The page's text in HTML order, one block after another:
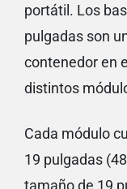
portátil. Los
pulgadas son
contenedor en
distintos
Cada módulo
19 pulgadas
tamaño de 19